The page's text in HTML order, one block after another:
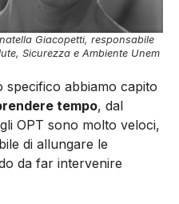
Giacopetti, responsabile
Sicurezza e Ambiente Unem
specifico abbiamo capito
tempo, dal
OPT sono molto veloci,
di allungare le
da far intervenire